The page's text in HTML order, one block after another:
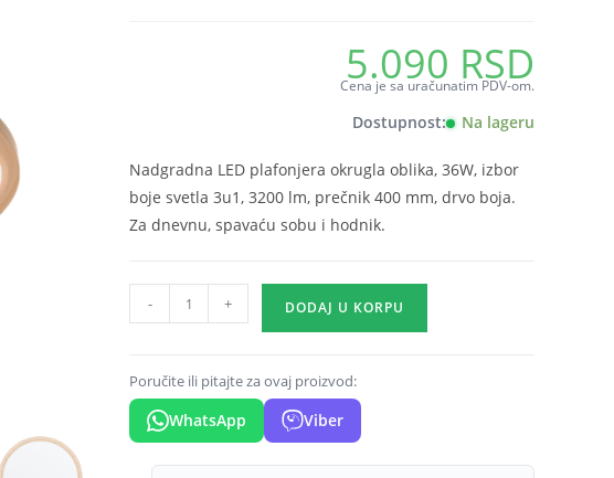
5.090 RSD
Cena je sa uračunatim PDV-om.
Dostupnost: Na lageru
Nadgradna LED plafonjera okrugla oblika, 36W, izbor
boje svetla 3u1, 3200 lm, prečnik 400 mm, drvo boja.
Za dnevnu, spavaću sobu i hodnik.
plafonjera
36W
drvo
CCT
- + DODAJ U KORPU
Poručite ili pitajte za ovaj proizvod:
WhatsApp Viber